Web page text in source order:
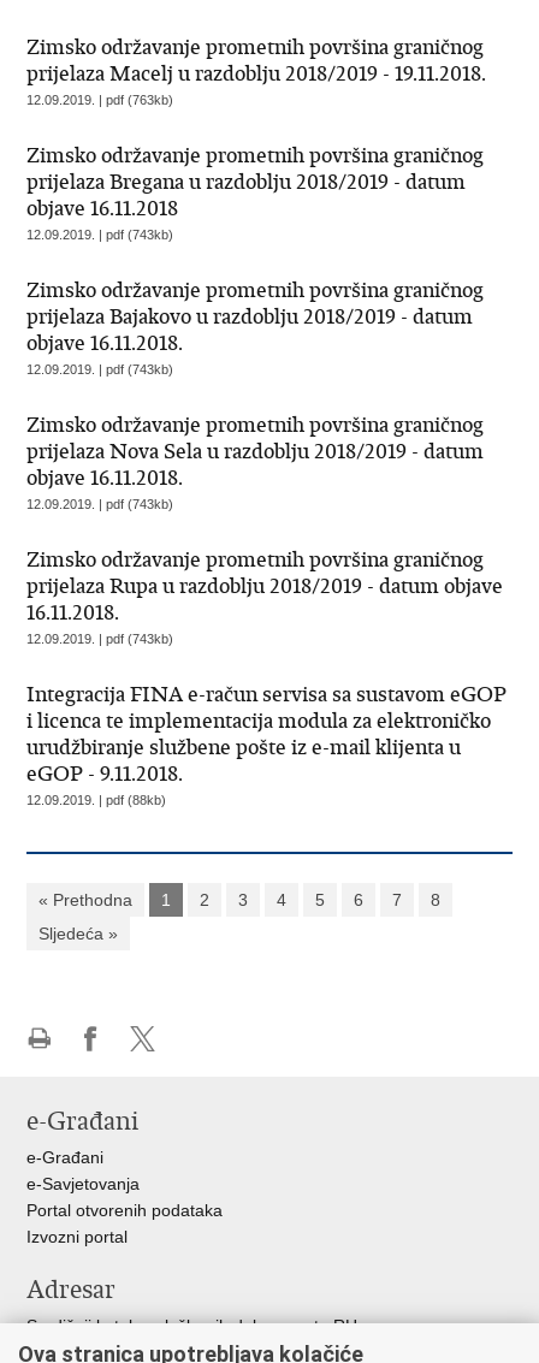
Zimsko održavanje prometnih površina graničnog
prijelaza Macelj u razdoblju 2018/2019 - 19.11.2018.
12.09.2019. | pdf (763kb)
Zimsko održavanje prometnih površina graničnog
prijelaza Bregana u razdoblju 2018/2019 - datum
objave 16.11.2018
12.09.2019. | pdf (743kb)
Zimsko održavanje prometnih površina graničnog
prijelaza Bajakovo u razdoblju 2018/2019 - datum
objave 16.11.2018.
12.09.2019. | pdf (743kb)
Zimsko održavanje prometnih površina graničnog
prijelaza Nova Sela u razdoblju 2018/2019 - datum
objave 16.11.2018.
12.09.2019. | pdf (743kb)
Zimsko održavanje prometnih površina graničnog
prijelaza Rupa u razdoblju 2018/2019 - datum objave
16.11.2018.
12.09.2019. | pdf (743kb)
Integracija FINA e-račun servisa sa sustavom eGOP
i licenca te implementacija modula za elektroničko
urudžbiranje službene pošte iz e-mail klijenta u
eGOP - 9.11.2018.
12.09.2019. | pdf (88kb)
« Prethodna 1 2 3 4 5 6 7
8
Sljedeća »
Facebooku
X-
e-Građani
e-Građani
e-Savjetovanja
Portal otvorenih podataka
Izvozni portal
Adresar
Središnji katalog službenih dokumenata RH
Adresar tijela javne vlasti
Ova stranica upotrebljava kolačiće